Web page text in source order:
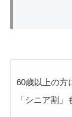
60歳以上の方
「シニア割」